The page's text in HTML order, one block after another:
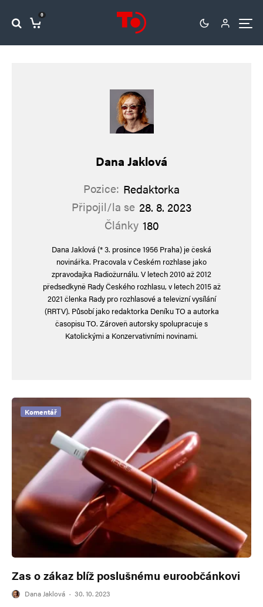
0
Dana Jaklová
Pozice: Redaktorka
Připojil/la se 28. 8. 2023
Články 180
Dana Jaklová (* 3. prosince 1956 Praha) je česká
novinářka. Pracovala v Českém rozhlase jako
zpravodajka Radiožurnálu. V letech 2010 až 2012
předsedkyně Rady Českého rozhlasu, v letech 2015 až
2021 členka Rady pro rozhlasové a televizní vysílání
(RRTV). Působí jako redaktorka Deníku TO a autorka
časopisu TO. Zároveň autorsky spolupracuje s
Katolickými a Konzervativními novinami.
Komentář
Zas o zákaz blíž poslušnému euroobčánkovi
Dana Jaklová · 30. 10. 2023